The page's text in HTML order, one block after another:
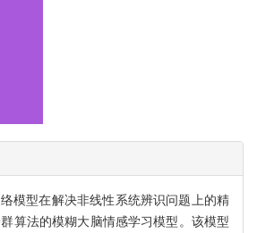
模型在解决非线性系统辨识问题上的精
算法的模糊大脑情感学习模型。该模型